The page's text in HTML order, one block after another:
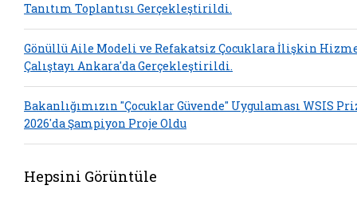
Tanıtım Toplantısı Gerçekleştirildi.
Gönüllü Aile Modeli ve Refakatsiz Çocuklara İlişkin
Çalıştayı Ankara'da Gerçekleştirildi.
Bakanlığımızın "Çocuklar Güvende" Uygulaması WSIS
2026'da Şampiyon Proje Oldu
Hepsini Görüntüle